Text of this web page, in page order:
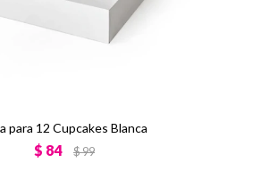
para 12 Cupcakes Blanca
$ 84 $99